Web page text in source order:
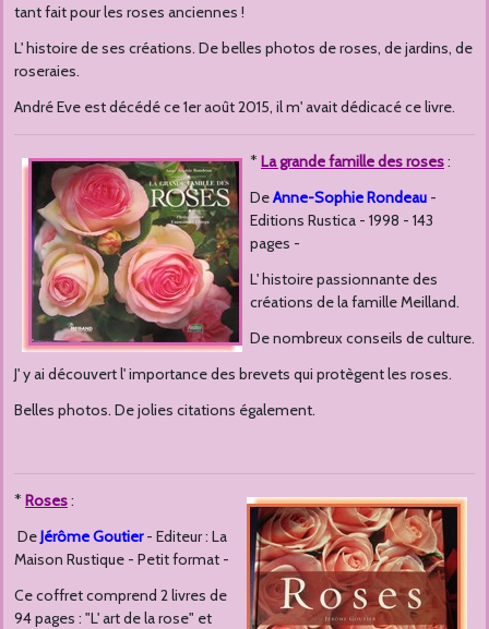
tant fait pour les roses anciennes !
L' histoire de ses créations. De belles photos de roses, de jardins, de
roseraies.
André Eve est décédé ce 1er août 2015, il m' avait dédicacé ce livre.
* La grande famille des roses:
DeAnne-Sophie Rondeau -
Editions Rustica - 1998 - 143
pages -
L' histoire passionnante des
créations de la famille Meilland.
De nombreux conseils de culture.
J' y ai découvert l' importance des brevets qui protègent les roses.
Belles photos. De jolies citations également.
* Roses:
DeJérôme Goutier- Editeur : La
Maison Rustique - Petit format -
Ce coffret comprend 2 livres de
94 pages : "L' art de la rose" et